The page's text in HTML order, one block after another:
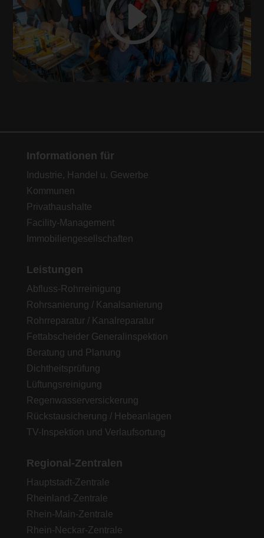
Informationen für
Industrie, Handel u. Gewerbe
Kommunen
Privathaushalte
Facility-Management
Immobiliengesellschaften
Leistungen
Abfluss-Rohrreinigung
Rohrsanierung / Kanalsanierung
Rohrreparatur / Kanalreparatur
Fettabscheider Generalinspektion
Beratung und Planung
Dichtheitsprüfung
Lüftungsreinigung
Regenwasserversickerung
Rückstausicherung / Hebeanlagen
TV-Inspektion und Verlaufsortung
Regional-Zentralen
Hauptstadt-Zentrale
Rheinland-Zentrale
Rhein-Main-Zentrale
Rhein-Neckar-Zentrale